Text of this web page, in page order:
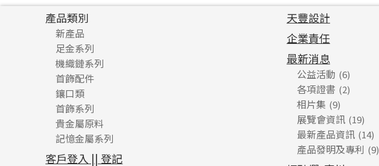
耳環
生肖吊墜
管扣系列
星座吊墜
水泡扣
珠扣
產品類別
新產品
足金系列
足金配件
機織鏈系列
珠仔鏈
镶口链
管狀網鏈
十字車花鏈系列
十字閃O鏈系列
十字錘打鏈系列
首飾配件
耳環類配件
卷迫系列
螺絲迫系列
梅花迫系列
平臺迫系列
鏈類配件
動感車花吊墜
調節珠系列
生圈扣系列
其他類配件
珠盤系列
袖口鈕系列
珠類配件
無孔光身珠
鑲口類
四爪頭系列
六爪頭系列
車花片
動感車花片
首飾系列
手镯系列
戒指系列
空心耳環
貴金屬原料
千足金
記憶金屬系列
記憶戒指
客戶登入 || 登記
天豐設計
企業責任
最新消息
公益活動 (6)
各項證書 (2)
相片集 (9)
展覽會資訊 (19)
最新產品資訊 (14)
產品發明及專利 (9)